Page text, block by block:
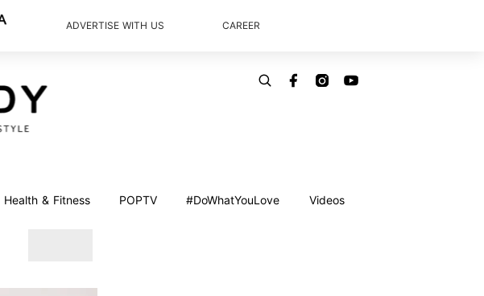
ADVERTISE WITH US CAREER
Health & Fitness POPTV #DoWhatYouLove Videos